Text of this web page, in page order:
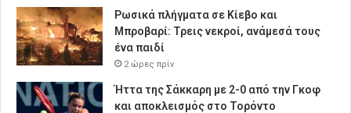
Ρωσικά πλήγματα σε Κίεβο και
Μπροβαρί: Τρεις νεκροί, ανάμεσά τους
ένα παιδί
2 ώρες πρίν
Ήττα της Σάκκαρη με 2-0 από την Γκοφ
και αποκλεισμός στο Τορόντο